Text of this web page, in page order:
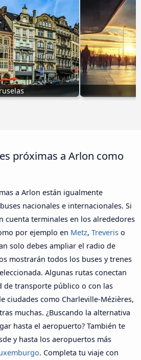
próximas a Arlon como
a Arlon están igualmente
nacionales e internacionales. Si
cuenta terminales en los alrededores
por ejemplo en Metz, Treveris o
solo debes ampliar el radio de
mostrarán todos los buses y trenes
Algunas rutas conectan
de transporte público o con las
ciudades como Charleville-Mézières,
muchas. ¿Buscando la alternativa
hasta el aeropuerto? También te
y hasta los aeropuertos más
. Completa tu viaje con